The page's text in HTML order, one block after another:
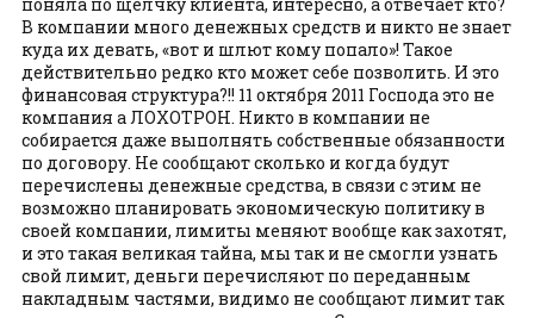
В компании много денежных средств и никто не знает
куда их девать, «вот и шлют кому попало»! Такое
действительно редко кто может себе позволить. И это
финансовая структура?!! 11 октября 2011 Господа это не
компания а ЛОХОТРОН. Никто в компании не
собирается даже выполнять собственные обязанности
по договору. Не сообщают сколько и когда будут
перечислены денежные средства, в связи с этим не
возможно планировать экономическую политику в
своей компании, лимиты меняют вообще как захотят,
и это такая великая тайна, мы так и не смогли узнать
свой лимит, деньги перечисляют по переданным
накладным частями, видимо не сообщают лимит так